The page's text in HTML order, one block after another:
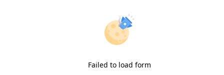
Failed to load form